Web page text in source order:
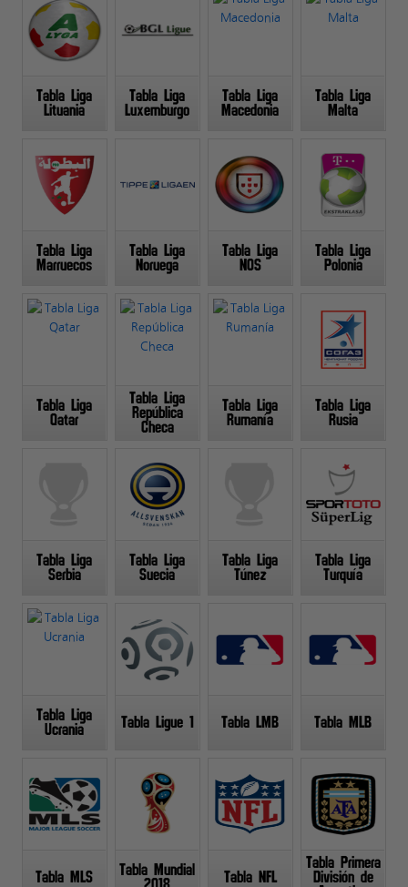
Tabla Liga
Lituania
Tabla Liga
Luxemburgo
Tabla Liga
Macedonia
Tabla Liga
Malta
Tabla Liga
Marruecos
Tabla Liga
Noruega
Tabla Liga
NOS
Tabla Liga
Polonia
Tabla Liga
Qatar
Tabla Liga
República
Checa
Tabla Liga
Rumanía
Tabla Liga
Rusia
Tabla Liga
Serbia
Tabla Liga
Suecia
Tabla Liga
Túnez
Tabla Liga
Turquía
Tabla Liga
Ucrania
Tabla Ligue 1 Tabla LMB Tabla MLB
Tabla MLS
Tabla Mundial
Tabla NFL
Tabla Primera
División de